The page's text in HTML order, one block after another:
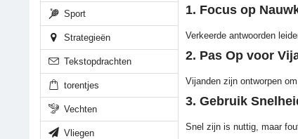
Sport
Strategieën
Tekstopdrachten
torentjes
Vechten
Vliegen
1. Focus op
Verkeerde antwoorden
2. Pas Op voor
Vijanden zijn ontworpen
3. Gebruik
Snel zijn is nuttig, maar